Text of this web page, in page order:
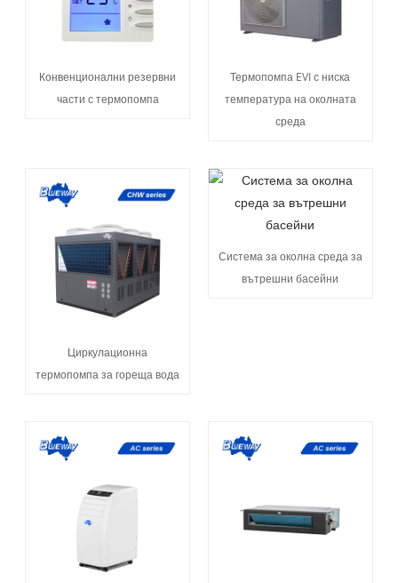
Конвенционални резервни
части с термопомпа
Термопомпа EVI с ниска
температура на околната
среда
Циркулационна
термопомпа за гореща вода
Система за околна среда за
вътрешни басейни